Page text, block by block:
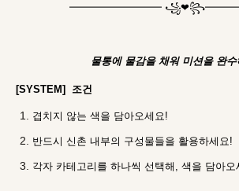
━━━━━━━━━
물통에 물감을 채워 미션을 완
[SYSTEM] 조건
겹치지 않는 색을 담아오세요!
반드시 신촌 내부의 구성물들을 활용하세요!
각자 카테고리를 하나씩 선택해, 색을 담아오